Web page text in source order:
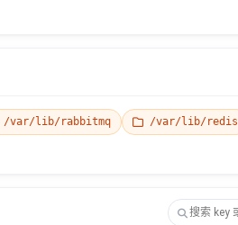
/var/lib/rabbitmq /var/lib/redis